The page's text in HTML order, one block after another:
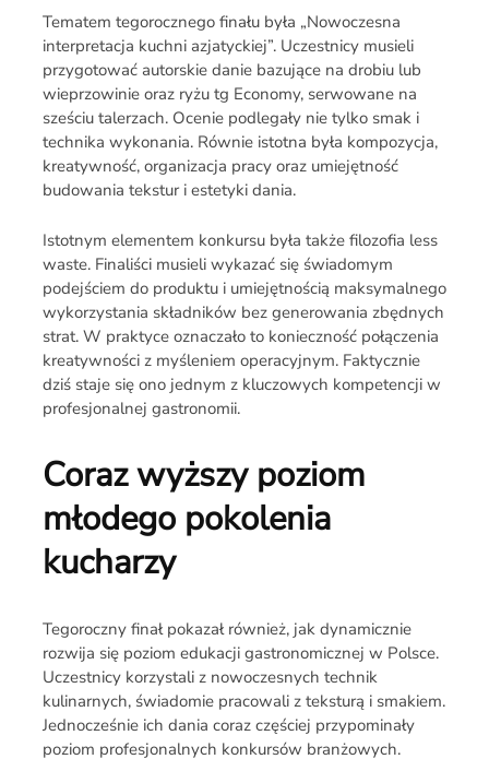
Tematem tegorocznego finału była „Nowoczesna
interpretacja kuchni azjatyckiej”. Uczestnicy musieli
przygotować autorskie danie bazujące na drobiu lub
wieprzowinie oraz ryżu tg Economy, serwowane na
sześciu talerzach. Ocenie podlegały nie tylko smak i
technika wykonania. Równie istotna była kompozycja,
kreatywność, organizacja pracy oraz umiejętność
budowania tekstur i estetyki dania.
Istotnym elementem konkursu była także filozofia less
waste. Finaliści musieli wykazać się świadomym
podejściem do produktu i umiejętnością maksymalnego
wykorzystania składników bez generowania zbędnych
strat. W praktyce oznaczało to konieczność połączenia
kreatywności z myśleniem operacyjnym. Faktycznie
dziś staje się ono jednym z kluczowych kompetencji w
profesjonalnej gastronomii.
Coraz wyższy poziom
młodego pokolenia
kucharzy
Tegoroczny finał pokazał również, jak dynamicznie
rozwija się poziom edukacji gastronomicznej w Polsce.
Uczestnicy korzystali z nowoczesnych technik
kulinarnych, świadomie pracowali z teksturą i smakiem.
Jednocześnie ich dania coraz częściej przypominały
poziom profesjonalnych konkursów branżowych.